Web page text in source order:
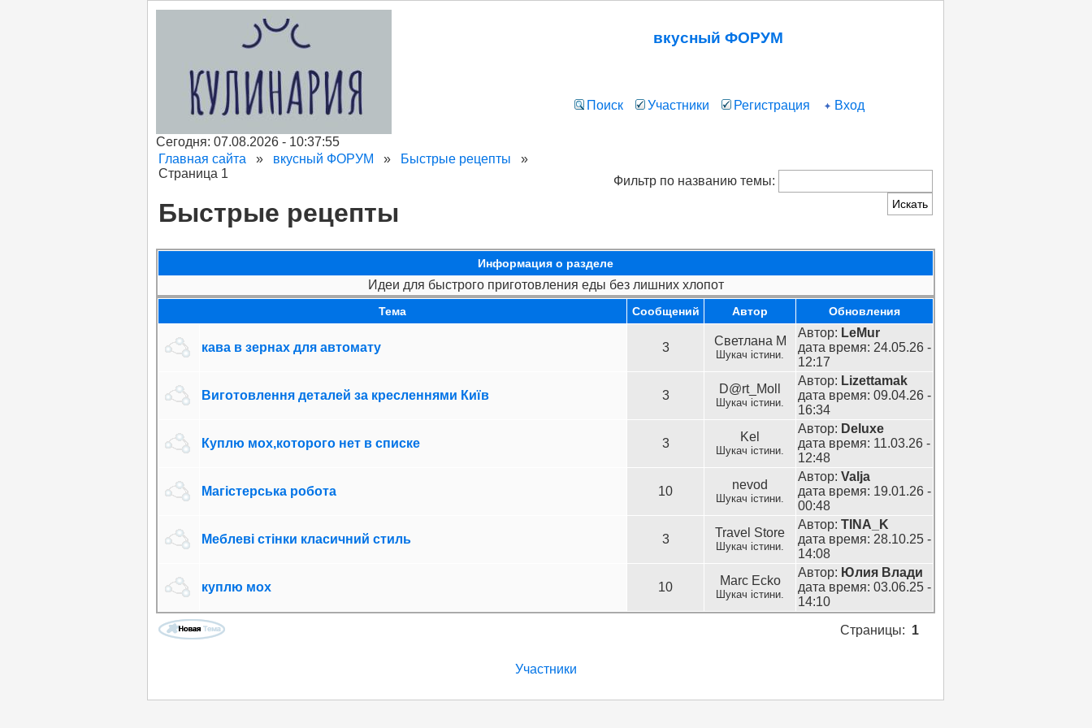
вкусный ФОРУМ
Поиск Участники Регистрация Вход
Сегодня: 07.08.2026 - 10:37:55
Главная сайта
» вкусный ФОРУМ » Быстрые рецепты
»
Страница 1
Быстрые рецепты
Фильтр по названию темы:
Информация о разделе
Идеи для быстрого приготовления еды без лишних хлопот
Тема Cообщений Автор Обновления
кава в зернах для автомату 3 Светлана М
Шукач істини.
Автор: LeMur
дата время: 24.05.26 -
12:17
Виготовлення деталей за кресленнями Київ 3 D@rt_Moll
Шукач істини.
Автор: Lizettamak
дата время: 09.04.26 -
16:34
Куплю мох,которого нет в списке 3 Kel
Шукач істини.
Автор: Deluxe
дата время: 11.03.26 -
12:48
Магістерська робота 10 nevod
Шукач істини.
Автор:Valja
дата время: 19.01.26 -
00:48
Меблеві стінки класичний стиль 3 Travel Store
Шукач істини.
Автор:TINA_K
дата время: 28.10.25 -
14:08
куплю мох 10 Marc Ecko
Шукач істини.
Автор: Юлия Влади
дата время: 03.06.25 -
14:10
Страницы: 1
Участники